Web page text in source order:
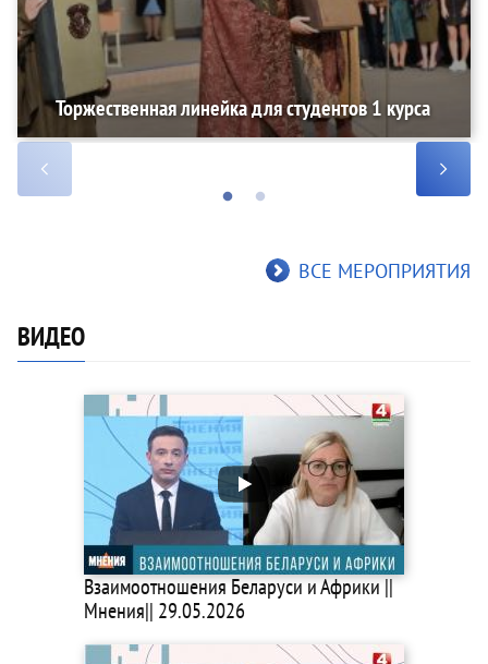
Торжественная линейка для студентов 1 курса
ВСЕ МЕРОПРИЯТИЯ
ВИДЕО
Взаимоотношения Беларуси и Африки ||
Мнения|| 29.05.2026